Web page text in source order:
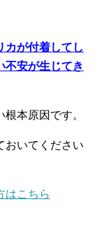
カが付着してし
不安が生じてき
本原因です。
おいてください
はこちら